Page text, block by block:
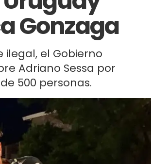
Gonzaga
el Gobierno
Adriano Sessa por
500 personas.